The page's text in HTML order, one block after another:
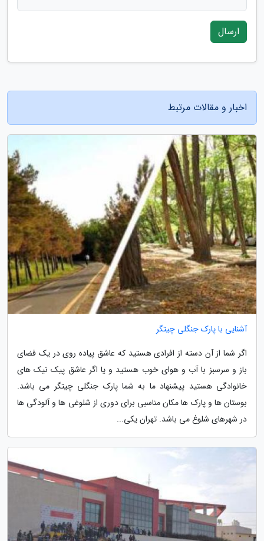
ارسال
اخبار و مقالات مرتبط
آشنایی با پارک جنگلی چیتگر
اگر شما از آن دسته از افرادی هستید که عاشق پیاده روی در یک فضای
باز و سرسبز با آب و هوای خوب هستید و یا اگر عاشق پیک نیک های
خانوادگی هستید پیشنهاد ما به شما پارک جنگلی چیتگر می باشد.
بوستان ها و پارک ها مکان مناسبی برای دوری از شلوغی ها و آلودگی ها
در شهرهای شلوغ می باشد. تهران یکی...